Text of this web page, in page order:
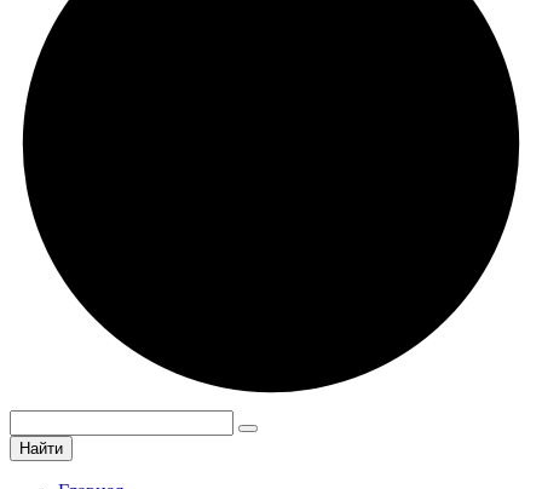
Найти